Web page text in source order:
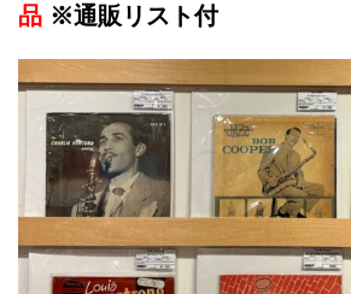
品 ※通販リスト付